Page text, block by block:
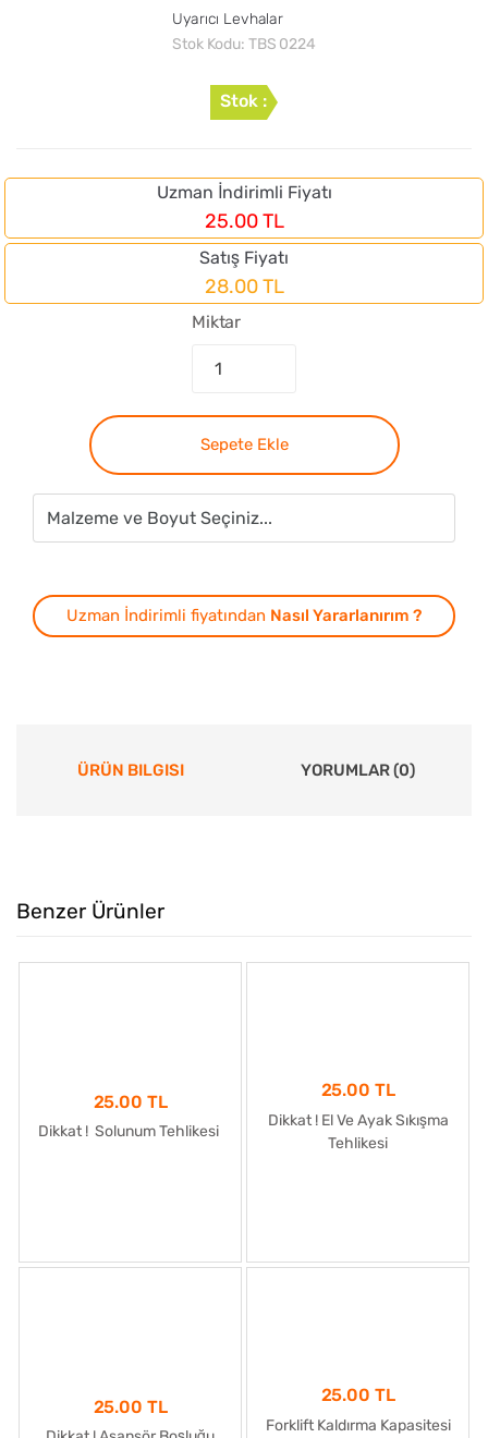
Uyarıcı Levhalar
Stok Kodu: TBS 0224
Stok :
Uzman İndirimli Fiyatı
25.00 TL
Satış Fiyatı
28.00 TL
Miktar
Sepete Ekle
Uzman İndirimli fiyatından Nasıl Yararlanırım ?
ÜRÜN BILGISI YORUMLAR (0)
Benzer Ürünler
25.00 TL
Dikkat ! Solunum Tehlikesi
25.00 TL
Dikkat ! El Ve Ayak Sıkışma
Tehlikesi
25.00 TL
25.00 TL
Forklift Kaldırma Kapasitesi